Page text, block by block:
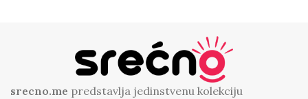
srecno.me predstavlja jedinstvenu kolekciju